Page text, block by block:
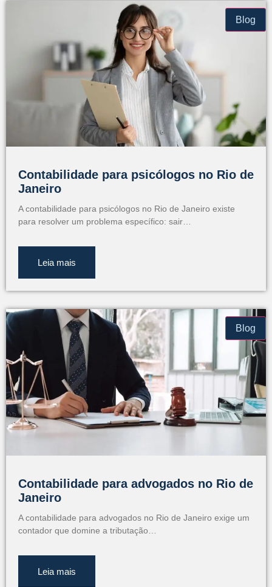
Blog
Contabilidade para psicólogos no Rio de
Janeiro
A contabilidade para psicólogos no Rio de Janeiro existe
para resolver um problema específico: sair…
Leia mais
Blog
Contabilidade para advogados no Rio de
Janeiro
A contabilidade para advogados no Rio de Janeiro exige um
contador que domine a tributação…
Leia mais